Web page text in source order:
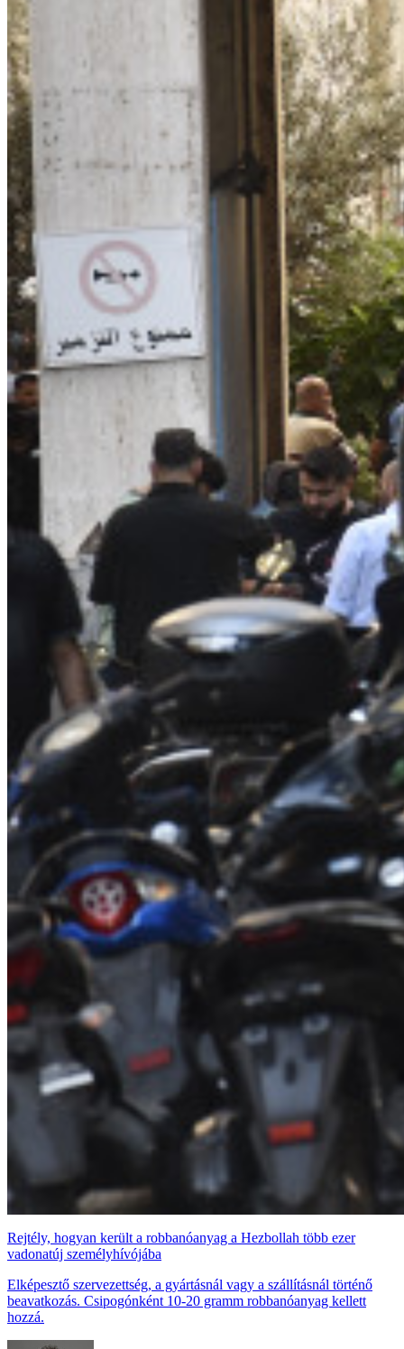
Rejtély, hogyan került a robbanóanyag a Hezbollah több ezer
vadonatúj személyhívójába
Elképesztő szervezettség, a gyártásnál vagy a szállításnál történő
beavatkozás. Csipogónként 10-20 gramm robbanóanyag kellett
hozzá.